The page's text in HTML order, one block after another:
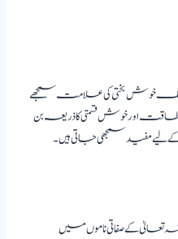
رنگ خوش بختی کی علامت سمجھے
اور خوش قسمتی کا ذریعہ بن
کے لیے مفید سمجھی جاتی ہیں۔
تعالیٰ کے صفاتی ناموں میں